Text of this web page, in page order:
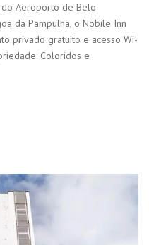
Aeroporto de Belo
da Pampulha, o Nobile Inn
privado gratuito e acesso Wi-
Coloridos e